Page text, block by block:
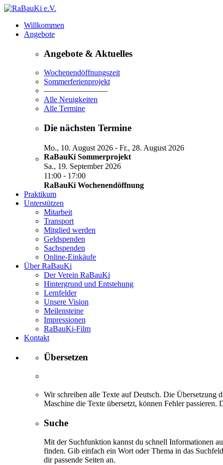
Willkommen
Angebote
Angebote & Aktuelles
Wochenendöffnungszeit
Sommerferienprojekt
————————
Alle Neuigkeiten
Alle Termine
Die nächsten Termine
Mo., 10. August 2026 - Fr., 28. August 2026
RaBauKi Sommerprojekt
Sa., 19. September 2026
11:00 - 17:00
RaBauKi Wochenendöffnung
Praktikum
Unterstützen
Mitarbeit
Transport
Mitglied werden
Geldspenden
Sachspenden
Online-Einkäufe
Über RaBauKi
Der Verein RaBauKi
Hintergrund und Entstehung
Lernfelder
Unsere Vision
Meilensteine
Impressionen
RaBauKi-Film
Kontakt
Übersetzen
Wir schreiben alle Texte auf Deutsch. Die Übersetzung
Maschine die Texte übersetzt, können Fehler passieren.
Suche
Mit der Suchfunktion kannst du schnell Informationen
finden. Gib einfach ein Wort oder Thema in das
dir passende Seiten an.